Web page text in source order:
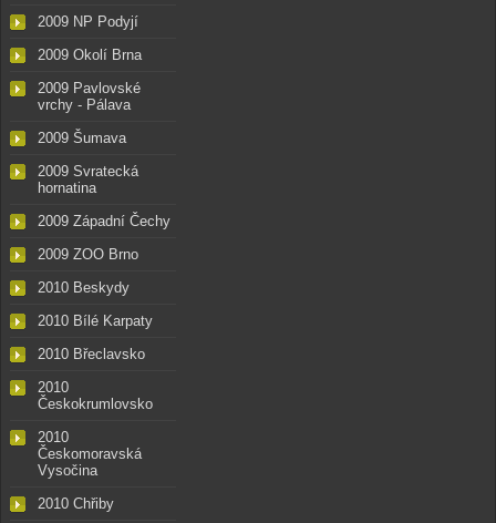
2009 NP Podyjí
2009 Okolí Brna
2009 Pavlovské
vrchy - Pálava
2009 Šumava
2009 Svratecká
hornatina
2009 Západní Čechy
2009 ZOO Brno
2010 Beskydy
2010 Bílé Karpaty
2010 Břeclavsko
2010
Českokrumlovsko
2010
Českomoravská
Vysočina
2010 Chřiby